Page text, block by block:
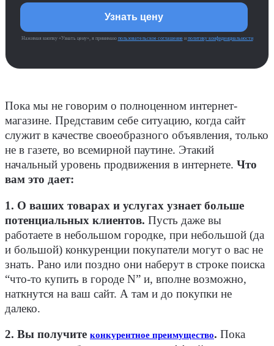
Нажимая кнопку «Узнать цену», я принимаю пользовательское соглашениеи политику конфиденциальности
Пока мы не говорим о полноценном интернет-
магазине. Представим себе ситуацию, когда сайт
служит в качестве своеобразного объявления, только
не в газете, во всемирной паутине. Этакий
начальный уровень продвижения в интернете. Что
вам это дает:
1. О ваших товарах и услугах узнает больше
потенциальных клиентов. Пусть даже вы
работаете в небольшом городке, при небольшой (да
и большой) конкуренции покупатели могут о вас не
знать. Рано или поздно они наберут в строке поиска
“что-то купить в городе N” и, вполне возможно,
наткнутся на ваш сайт. А там и до покупки не
далеко.
2. Вы получите конкурентное преимущество. Пока